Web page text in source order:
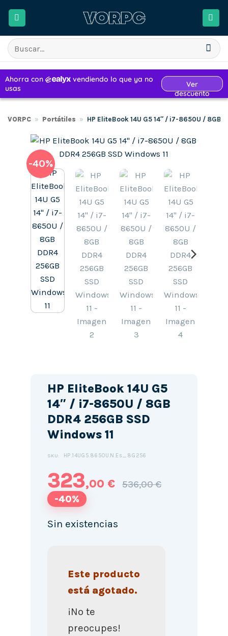
Buscar
por:
VORPC » Portátiles » HP EliteBook 14U G5 14″ / i7-8650U / 8GB
-40%
HP EliteBook 14U G5
14″ / i7-8650U / 8GB
DDR4 256GB SSD
Windows 11
SKU: HP.14UG5.8650U.N.Es_8G256
323,00 € 536,00 €
-40%
Sin existencias
Este producto
está agotado.
¡No te
preocupes!